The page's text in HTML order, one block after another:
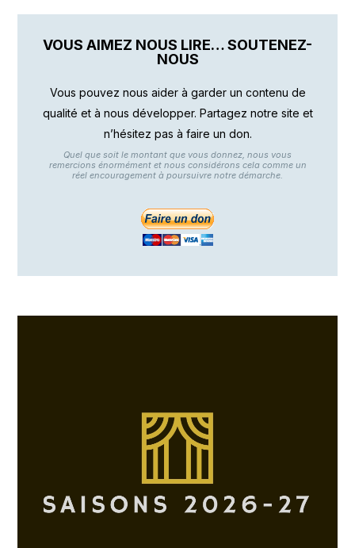
VOUS AIMEZ NOUS LIRE… SOUTENEZ-
NOUS
Vous pouvez nous aider à garder un contenu de
qualité et à nous développer. Partagez notre site et
n’hésitez pas à faire un don.
Quel que soit le montant que vous donnez, nous vous
remercions énormément et nous considérons cela comme un
réel encouragement à poursuivre notre démarche.